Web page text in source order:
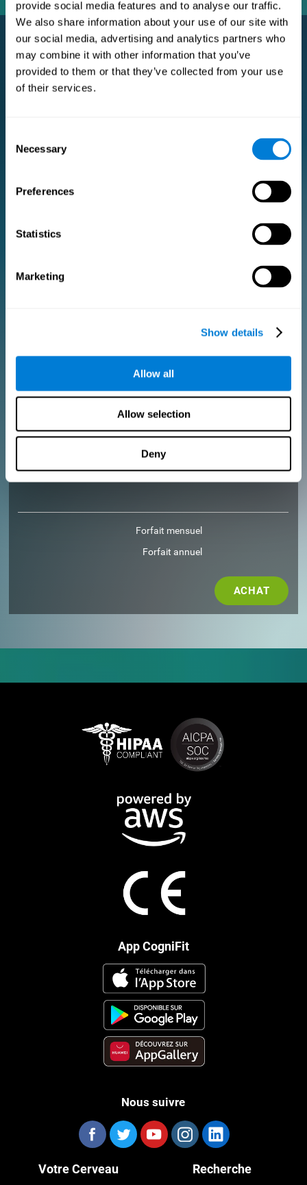
provide social media features and to analyse our traffic.
We also share information about your use of our site with
our social media, advertising and analytics partners who
may combine it with other information that you’ve
provided to them or that they’ve collected from your use
of their services.
Selection
Necessary
Preferences
Statistics
Marketing
Show details
Allow all
Allow selection
Deny
Subscription Pro Premium
L'abonnement Premium pour les chercheurs et les
Ajoutez votre logo
Créer un entraînement personnalisé
2 licences GRATUITES pour vous aider à démarrer
Créer un entraînement personnalisé
Obtenez une réduction de 10% sur toutes les futures licences
2 licences GRATUITES pour vous aider à démarrer
Forfait mensuel
Forfait annuel
ACHAT
App CogniFit
Nous suivre
Votre Cerveau Recherche